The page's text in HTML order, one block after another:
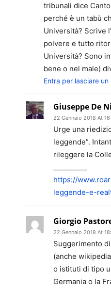
tribunali dice
perché è un tabù
Università? Scrive
polvere e tutto
Università? Sono
bene o nel male)
Entra per lasciare
Giuseppe De
22 Gennaio 2018 At
Urge una
leggende”.
rileggere la
https://
leggende-e-
Giorgio
22 Gennaio 2018 At
Suggerimento
(anche
o istituti di tipo
Germania o la